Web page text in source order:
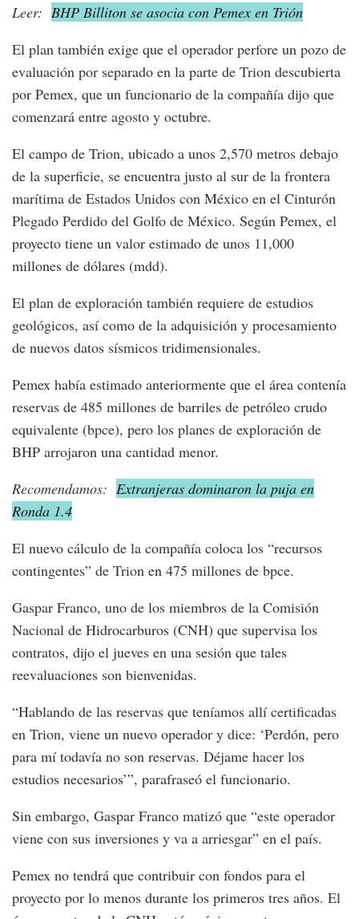
Leer: BHP Billiton se asocia con Pemex en Trión
El plan también exige que el operador perfore un pozo de
evaluación por separado en la parte de Trion descubierta
por Pemex, que un funcionario de la compañía dijo que
comenzará entre agosto y octubre.
El campo de Trion, ubicado a unos 2,570 metros debajo
de la superficie, se encuentra justo al sur de la frontera
marítima de Estados Unidos con México en el Cinturón
Plegado Perdido del Golfo de México. Según Pemex, el
proyecto tiene un valor estimado de unos 11,000
millones de dólares (mdd).
El plan de exploración también requiere de estudios
geológicos, así como de la adquisición y procesamiento
de nuevos datos sísmicos tridimensionales.
Pemex había estimado anteriormente que el área contenía
reservas de 485 millones de barriles de petróleo crudo
equivalente (bpce), pero los planes de exploración de
BHP arrojaron una cantidad menor.
Recomendamos: Extranjeras dominaron la puja en
Ronda 1.4
El nuevo cálculo de la compañía coloca los “recursos
contingentes” de Trion en 475 millones de bpce.
Gaspar Franco, uno de los miembros de la Comisión
Nacional de Hidrocarburos (CNH) que supervisa los
contratos, dijo el jueves en una sesión que tales
reevaluaciones son bienvenidas.
“Hablando de las reservas que teníamos allí certificadas
en Trion, viene un nuevo operador y dice: ‘Perdón, pero
para mí todavía no son reservas. Déjame hacer los
estudios necesarios’”, parafraseó el funcionario.
Sin embargo, Gaspar Franco matizó que “este operador
viene con sus inversiones y va a arriesgar” en el país.
Pemex no tendrá que contribuir con fondos para el
proyecto por lo menos durante los primeros tres años. El